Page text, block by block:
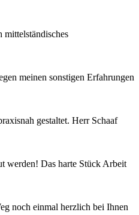
mittelständisches
meinen sonstigen Erfahrungen
gestaltet. Herr Schaaf
werden! Das harte Stück Arbeit
noch einmal herzlich bei Ihnen